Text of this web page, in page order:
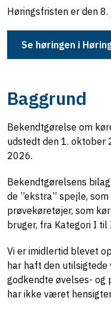
Høringsfristen er den 8.
Se høringen i
Baggrund
Bekendtgørelse om
udstedt den 1.
2026.
Bekendtgørelsens
de ”ekstra” spejle,
prøvekøretøjer, som
bruger, fra Kategori I
Vi er imidlertid blevet
har haft den
godkendte øvelses- og
har ikke været